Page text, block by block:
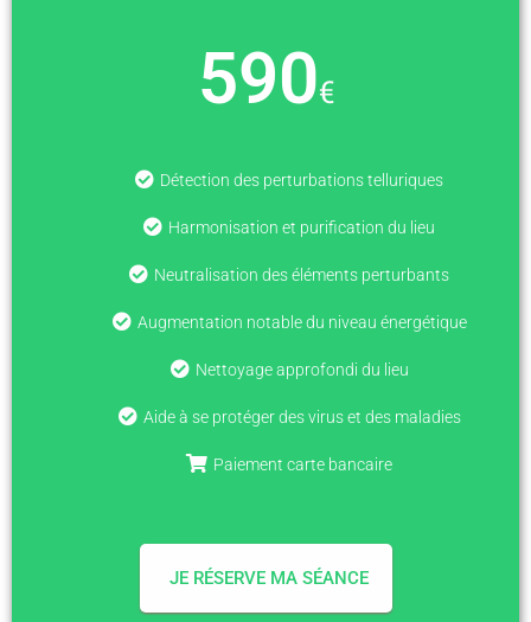
590€
Détection des perturbations telluriques
Harmonisation et purification du lieu
Neutralisation des éléments perturbants
Augmentation notable du niveau énergétique
Nettoyage approfondi du lieu
Aide à se protéger des virus et des maladies
Paiement carte bancaire
JE RÉSERVE MA SÉANCE